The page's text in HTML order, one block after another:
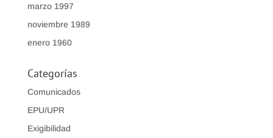
marzo 1997
noviembre 1989
enero 1960
Categorías
Comunicados
EPU/UPR
Exigibilidad